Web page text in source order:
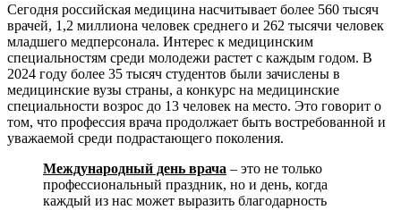
Сегодня российская медицина насчитывает более 560 тысяч
врачей, 1,2 миллиона человек среднего и 262 тысячи человек
младшего медперсонала. Интерес к медицинским
специальностям среди молодежи растет с каждым годом. В
2024 году более 35 тысяч студентов были зачислены в
медицинские вузы страны, а конкурс на медицинские
специальности возрос до 13 человек на место. Это говорит о
том, что профессия врача продолжает быть востребованной и
уважаемой среди подрастающего поколения.
Международный день врача – это не только
профессиональный праздник, но и день, когда
каждый из нас может выразить благодарность